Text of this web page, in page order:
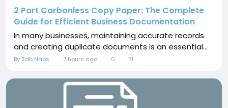
2 Part Carbonless Copy Paper: The Complete
Guide for Efficient Business Documentation
In many businesses, maintaining accurate records
and creating duplicate documents is an essential...
By Zab Nabs 7 hours ago 0 71